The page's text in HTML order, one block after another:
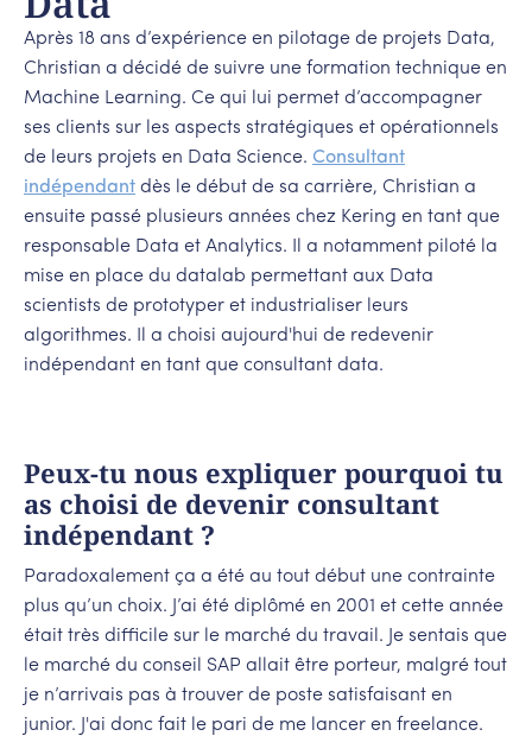
Après 18 ans d’expérience en pilotage de projets Data,
Christian a décidé de suivre une formation technique en
Machine Learning. Ce qui lui permet d’accompagner
ses clients sur les aspects stratégiques et opérationnels
de leurs projets en Data Science. Consultant
indépendant dès le début de sa carrière, Christian a
ensuite passé plusieurs années chez Kering en tant que
responsable Data et Analytics. Il a notamment piloté la
mise en place du datalab permettant aux Data
scientists de prototyper et industrialiser leurs
algorithmes. Il a choisi aujourd'hui de redevenir
indépendant en tant que consultant data.
Peux-tu nous expliquer pourquoi tu
as choisi de devenir consultant
indépendant ?
Paradoxalement ça a été au tout début une contrainte
plus qu’un choix. J’ai été diplômé en 2001 et cette année
était très difficile sur le marché du travail. Je sentais que
le marché du conseil SAP allait être porteur, malgré tout
je n’arrivais pas à trouver de poste satisfaisant en
junior. J'ai donc fait le pari de me lancer en freelance.